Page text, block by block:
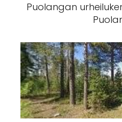
Puolangan